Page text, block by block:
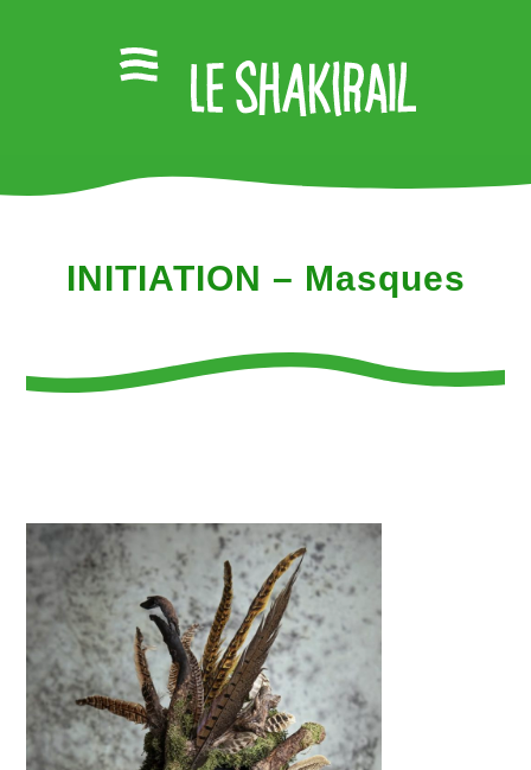
INITIATION – Masques